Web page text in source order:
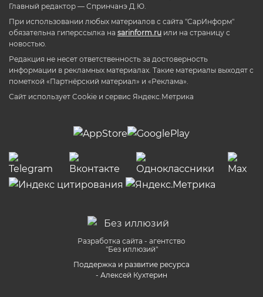
Главный редактор — Спринчанэ Д.Ю.
При использовании любых материалов с сайта "СарИнформ"
обязательна гиперссылка на sarinform.ru или на страницу с
новостью.
Редакция не несет ответственность за достоверность
информации в рекламных материалах. Такие материалы выходят с
пометкой «Партнёрский материал» и «Реклама».
Сайт использует Cookie и сервиc Яндекс.Метрика
Разработка сайта - агентство
"Без иллюзий"
Поддержка и развитие ресурса
- Алексей Кухтерин